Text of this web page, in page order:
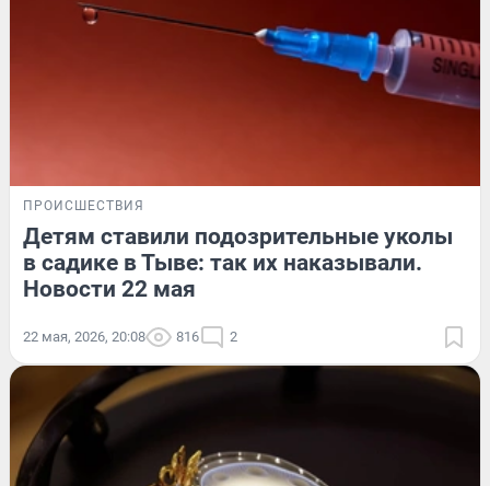
ПРОИСШЕСТВИЯ
Детям ставили подозрительные уколы
в садике в Тыве: так их наказывали.
Новости 22 мая
22 мая, 2026, 20:08 816 2